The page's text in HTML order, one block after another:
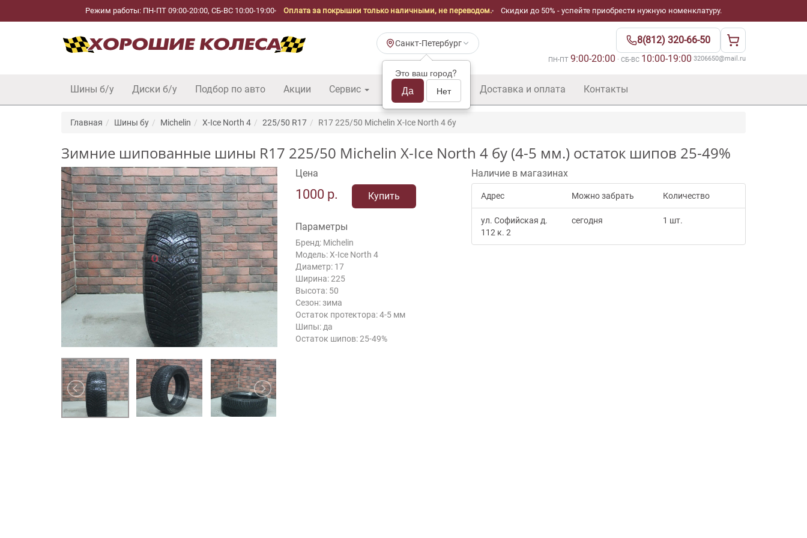
Режим работы: ПН-ПТ 09:00-20:00, СБ-ВС 10:00-19:00 Оплата за покрышки только наличными, не переводом. Скидки до 50% - успейте приобрести нужную номенклатуру.
Санкт-Петербург
Это ваш город?
Да Нет
8(812) 320-66-50
ПН-ПТ 9:00-20:00 · СБ-ВС 10:00-19:00·3206650@mail.ru
Шины б/у Диски б/у Подбор по авто Акции Сервис Шины б/у оптом Доставка и оплата Контакты
Главная Шины бу Michelin X-Ice North 4 225/50 R17 R17 225/50 Michelin X-Ice North 4 бу
Зимние шипованные шины R17 225/50 Michelin X-Ice North 4 бу (4-5 мм.) остаток шипов 25-49%
Цена
1000 р. Купить
Параметры
Бренд: Michelin
Модель: X-Ice North 4
Диаметр: 17
Ширина: 225
Высота: 50
Сезон: зима
Остаток протектора: 4-5 мм
Шипы: да
Остаток шипов: 25-49%
Наличие в магазинах
Адрес Можно забрать Количество
ул. Софийская д.
112 к. 2
сегодня 1 шт.